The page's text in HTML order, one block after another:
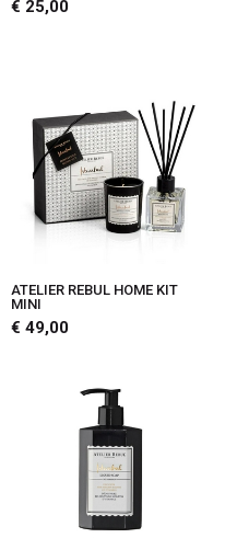
€ 25,00
ATELIER REBUL HOME KIT
MINI
€ 49,00